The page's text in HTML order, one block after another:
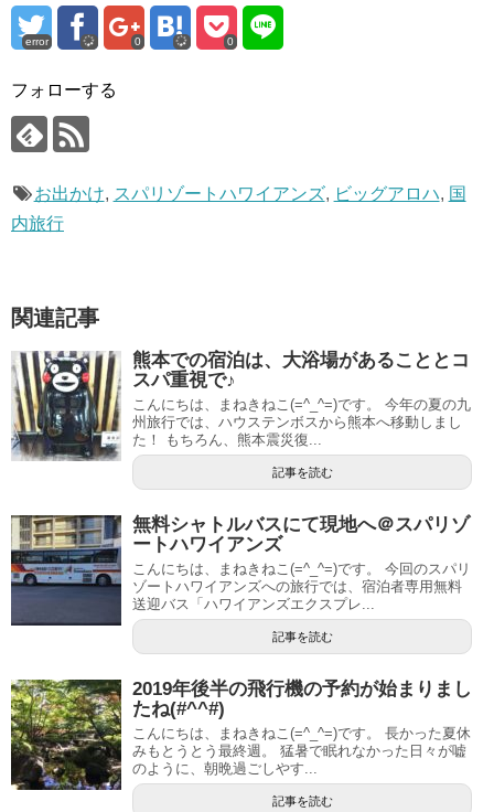
error 0 0
フォローする
お出かけ, スパリゾートハワイアンズ, ビッグアロハ, 国
内旅行
関連記事
熊本での宿泊は、大浴場があることとコ
スパ重視で♪
こんにちは、まねきねこ(=^_^=)です。 今年の夏の九
州旅行では、ハウステンボスから熊本へ移動しまし
た！ もちろん、熊本震災復...
記事を読む
無料シャトルバスにて現地へ＠スパリゾ
ートハワイアンズ
こんにちは、まねきねこ(=^_^=)です。 今回のスパリ
ゾートハワイアンズへの旅行では、宿泊者専用無料
送迎バス「ハワイアンズエクスプレ...
記事を読む
2019年後半の飛行機の予約が始まりまし
たね(#^^#)
こんにちは、まねきねこ(=^_^=)です。 長かった夏休
みもとうとう最終週。 猛暑で眠れなかった日々が嘘
のように、朝晩過ごしやす...
記事を読む